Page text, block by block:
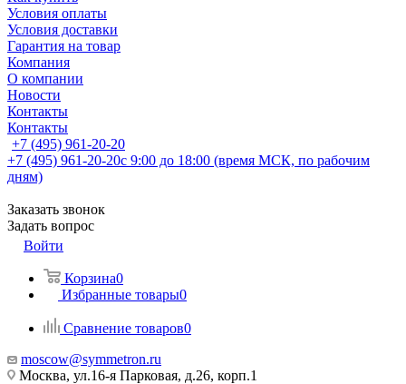
Условия оплаты
Условия доставки
Гарантия на товар
Компания
О компании
Новости
Контакты
Контакты
+7 (495) 961-20-20
+7 (495) 961-20-20с 9:00 до 18:00 (время МСК, по рабочим
дням)
Заказать звонок
Задать вопрос
Войти
Корзина0
Избранные товары0
Сравнение товаров0
moscow@symmetron.ru
Москва, ул.16-я Парковая, д.26, корп.1